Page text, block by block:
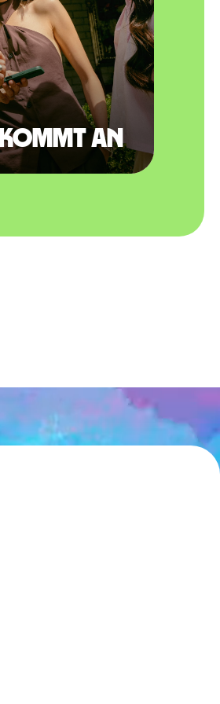
kommt an